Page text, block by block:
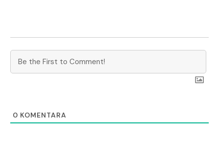
0 KOMENTARA